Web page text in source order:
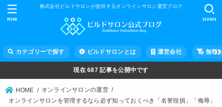
株式会社ビルドサロンが提供するオンラインサロン運営ブログ
カテゴリーで探す ビルドサロンとは 運営会社 無料
SEARCH
MENU
現在687 記事を公開中です
HOME
オンラインサロンの運営
オンラインサロンを管理するなら必ず知っておくべき「名誉毀損」「侮辱」